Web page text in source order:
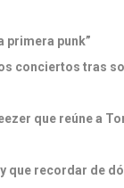
primera punk”
conciertos tras
que reúne a
que recordar de